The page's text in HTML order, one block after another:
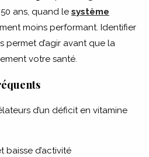
ans, quand le système
moins performant. Identifier
permet d’agir avant que la
votre santé.
d’un déficit en vitamine
baisse d’activité